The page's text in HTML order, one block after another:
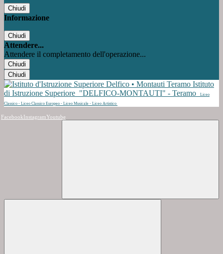
Chiudi
Informazione
Chiudi
Attendere...
Attendere il completamento dell'operazione...
Chiudi
Chiudi
Istituto
di Istruzione Superiore "DELFICO-MONTAUTI" - Teramo
Liceo
Classico - Liceo Classico Europeo - Liceo Musicale - Liceo Artistico
Facebook InstagramYoutube